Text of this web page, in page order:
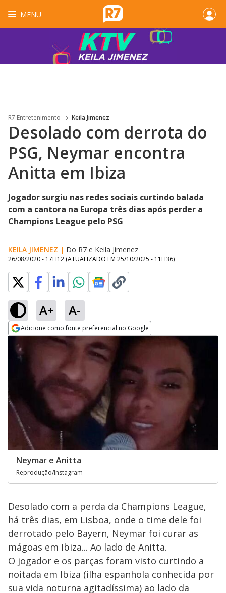
MENU
R7 Entretenimento Keila Jimenez
Desolado com derrota do
PSG, Neymar encontra
Anitta em Ibiza
Jogador surgiu nas redes sociais curtindo balada
com a cantora na Europa três dias após perder a
Champions League pelo PSG
KEILA JIMENEZ | Do R7 e Keila Jimenez
26/08/2020 - 17H12 (ATUALIZADO EM 25/10/2025 - 11H36)
A+ A-
Adicione como fonte preferencial no Google
Opens in new window
Neymar e Anitta
Reprodução/Instagram
Desolado com a perda da Champions League,
há três dias, em Lisboa, onde o time dele foi
derrotado pelo Bayern, Neymar foi curar as
mágoas em Ibiza... Ao lado de Anitta.
O jogador e os parças foram visto curtindo a
noitada em Ibiza (ilha espanhola conhecida por
sua vida noturna agitadíssima) ao lado da